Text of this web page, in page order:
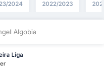
2024 2022/2023
Algobia
Liga